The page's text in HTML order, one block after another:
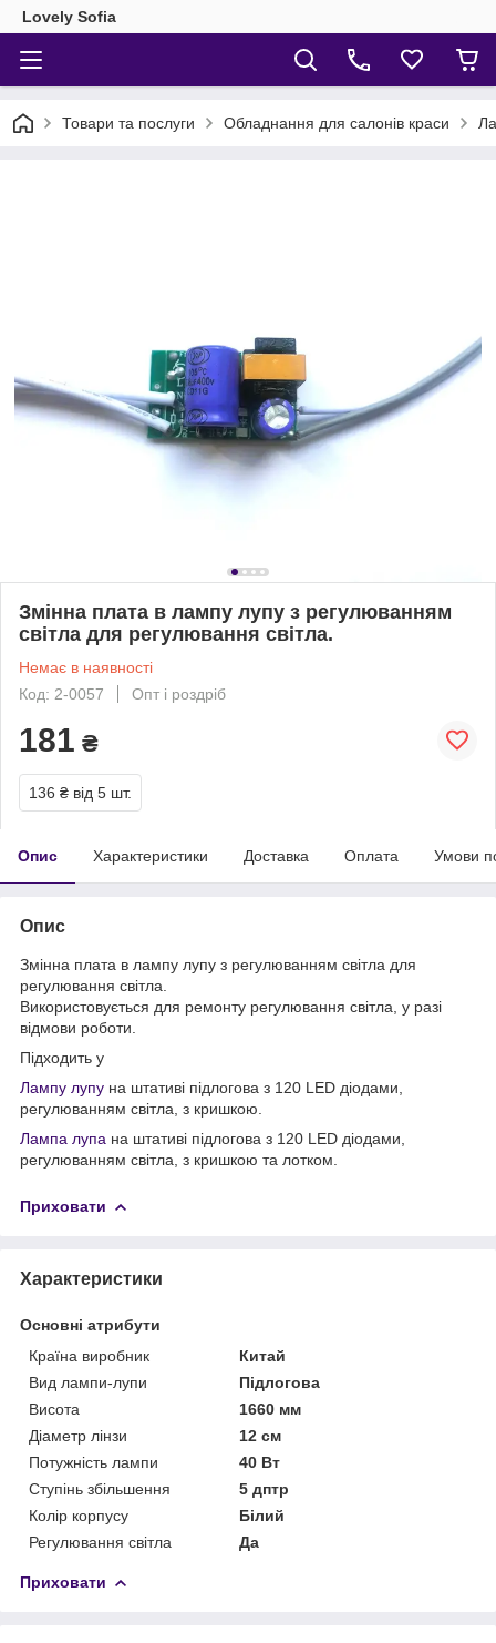
Lovely Sofia
Товари та послуги Обладнання для салонів краси
Змінна плата в лампу лупу з регулюванням
світла для регулювання світла.
Немає в наявності
Код: 2-0057
Опт і роздріб
181 ₴
136 ₴ від 5 шт.
Опис Характеристики Доставка Оплата Умови
Опис
Змінна плата в лампу лупу з регулюванням світла для
регулювання світла.
Використовується для ремонту регулювання світла, у разі
відмови роботи.
Підходить у
Лампу лупу на штативі підлогова з 120 LED діодами,
регулюванням світла, з кришкою.
Лампа лупа на штативі підлогова з 120 LED діодами,
регулюванням світла, з кришкою та лотком.
Приховати
Характеристики
Основні атрибути
Країна виробник
Китай
Вид лампи-лупи
Підлогова
Висота
1660 мм
Діаметр лінзи
12 см
Потужність лампи
40 Вт
Ступінь збільшення
5 дптр
Колір корпусу
Білий
Регулювання світла
Да
Приховати